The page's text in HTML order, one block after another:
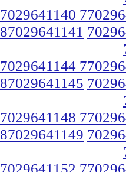
7029641140
87029641141
7029641144
87029641145
7029641148
87029641149
7029641152